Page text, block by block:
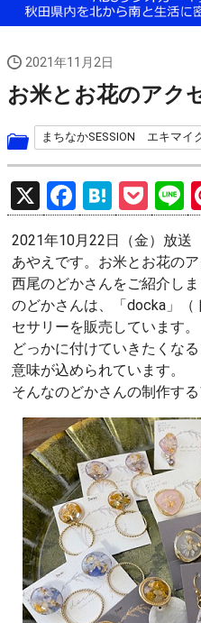
2021年11月2日
お米とお花のアク
まちなかSESSION エキマイ
X
F
a
ce
b
o
o
k
H
at
e
n
a
P
o
ck
et
n
e
2021年10月22日（金）放送
あやえです。お米とお花の
西尾のどかさんをご紹介しま
のどかさんは、「docka」（
セサリーを販売しています。
どっかに付けていきたくな
意味が込められています。
そんなのどかさんの制作す